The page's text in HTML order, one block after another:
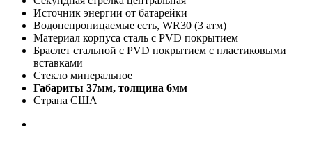
Источник энергии от батарейки
Водонепроницаемые есть, WR30 (3 атм)
Материал корпуса сталь с PVD покрытием
Браслет стальной с PVD покрытием с пластиковыми
вставками
Стекло минеральное
Габариты 37мм, толщина 6мм
Страна США